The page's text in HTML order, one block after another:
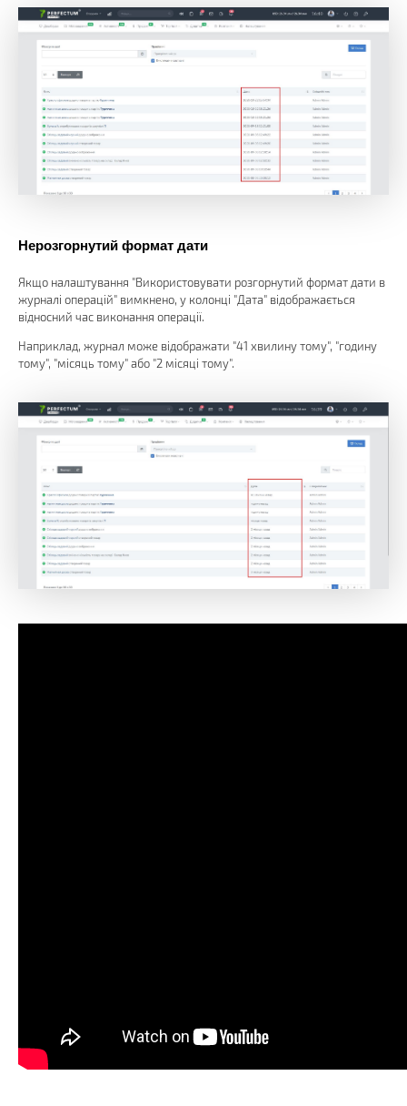
Нерозгорнутий формат дати
Якщо налаштування "Використовувати розгорнутий формат дати в
журналі операцій" вимкнено, у колонці "Дата" відображається
відносний час виконання операції.
Наприклад, журнал може відображати "41 хвилину тому", "годину
тому", "місяць тому" або "2 місяці тому".